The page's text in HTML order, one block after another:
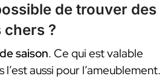
de trouver des
?
saison. Ce qui est valable
aussi pour l’ameublement.